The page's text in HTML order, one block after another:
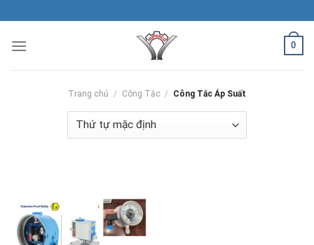
to
content
0
Trang chủ / Công Tắc / Công Tắc Áp Suất